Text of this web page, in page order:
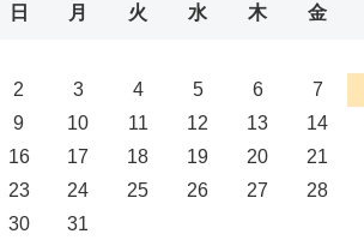
日 月 火 水 木 金
2
3 4 5 6 7
9
10 11 12 13 14
16
17 18 19 20 21
23
24 25 26 27 28
30
31